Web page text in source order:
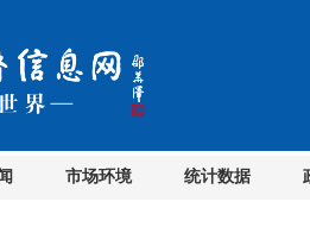
市场环境 统计数据